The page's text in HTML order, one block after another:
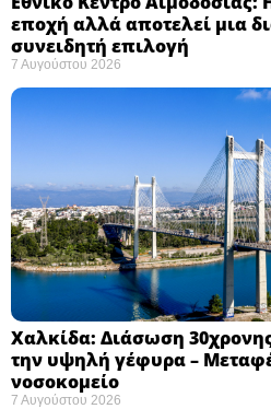
εποχή αλλά αποτελεί μια
συνειδητή επιλογή ​
7 Αυγούστου 2026
Χαλκίδα: Διάσωση
την υψηλή γέφυρα –
νοσοκομείο ​
7 Αυγούστου 2026